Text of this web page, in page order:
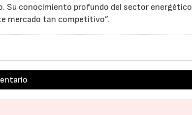
Su conocimiento profundo del sector energético
mercado tan competitivo”.